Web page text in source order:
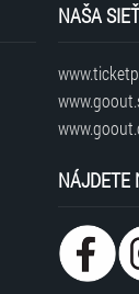
NAŠA SIEŤ
NÁJDETE